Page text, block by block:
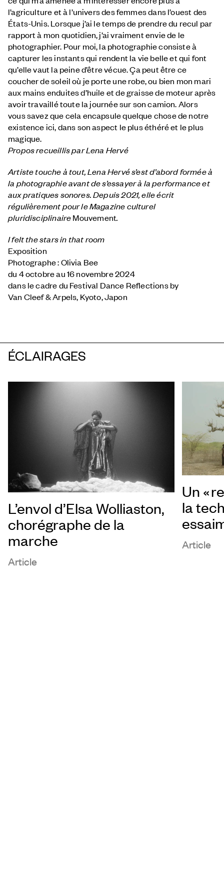
l’agriculture et à l’univers des femmes dans l’ouest des
États-Unis. Lorsque j’ai le temps de prendre du recul par
rapport à mon quotidien, j’ai vraiment envie de le
photographier. Pour moi, la photographie consiste à
capturer les instants qui rendent la vie belle et qui font
qu’elle vaut la peine d’être vécue. Ça peut être ce
coucher de soleil où je porte une robe, ou bien mon mari
aux mains enduites d’huile et de graisse de moteur après
avoir travaillé toute la journée sur son camion. Alors
vous savez que cela encapsule quelque chose de notre
existence ici, dans son aspect le plus éthéré et le plus
magique.
Propos recueillis par Lena Hervé
Artiste touche à tout, Lena Hervé s’est d’abord formée à
la photographie avant de s’essayer à la performance et
aux pratiques sonores. Depuis 2021, elle écrit
régulièrement pour le Magazine culturel
pluridisciplinaireMouvement.
I felt the stars in that room
Exposition
Photographe : Olivia Bee
du 4 octobre au 16 novembre 2024
dans le cadre du Festival Dance Reflections by
Van Cleef & Arpels, Kyoto, Japon
ÉCLAIRAGES
L’envol d’Elsa Wolliaston,
chorégraphe de la
marche
Article
Un «
la
Article